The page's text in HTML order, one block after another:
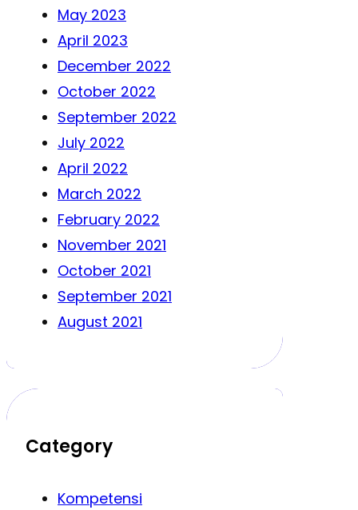
May 2023
April 2023
December 2022
October 2022
September 2022
July 2022
April 2022
March 2022
February 2022
November 2021
October 2021
September 2021
August 2021
Category
Kompetensi